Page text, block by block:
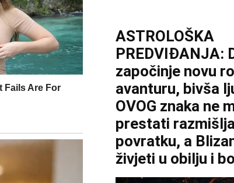
ASTROLOŠKA
PREDVIĐANJA:
započinje novu
avanturu, bivša
OVOG znaka ne
prestati
povratku, a
živjeti u obilju i